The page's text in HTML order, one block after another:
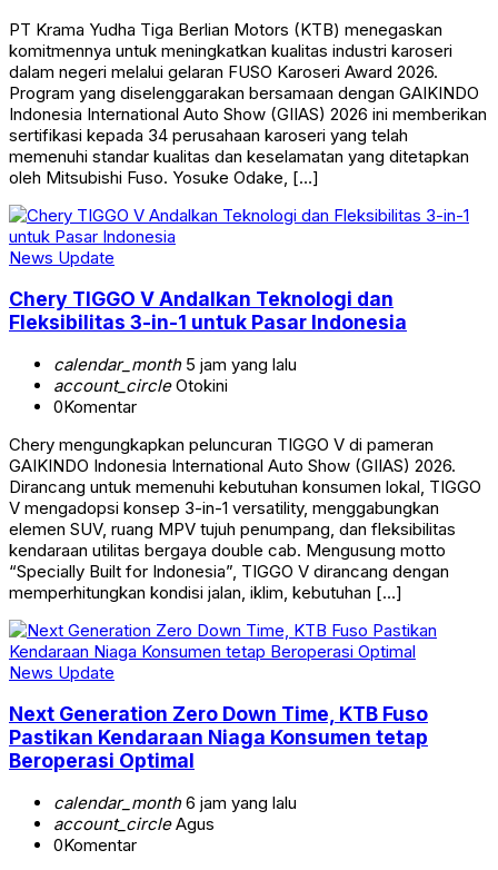
PT Krama Yudha Tiga Berlian Motors (KTB) menegaskan
komitmennya untuk meningkatkan kualitas industri karoseri
dalam negeri melalui gelaran FUSO Karoseri Award 2026.
Program yang diselenggarakan bersamaan dengan GAIKINDO
Indonesia International Auto Show (GIIAS) 2026 ini memberikan
sertifikasi kepada 34 perusahaan karoseri yang telah
memenuhi standar kualitas dan keselamatan yang ditetapkan
oleh Mitsubishi Fuso. Yosuke Odake, […]
News Update
Chery TIGGO V Andalkan Teknologi dan
Fleksibilitas 3-in-1 untuk Pasar Indonesia
calendar_month5 jam yang lalu
account_circleOtokini
0Komentar
Chery mengungkapkan peluncuran TIGGO V di pameran
GAIKINDO Indonesia International Auto Show (GIIAS) 2026.
Dirancang untuk memenuhi kebutuhan konsumen lokal, TIGGO
V mengadopsi konsep 3-in-1 versatility, menggabungkan
elemen SUV, ruang MPV tujuh penumpang, dan fleksibilitas
kendaraan utilitas bergaya double cab. Mengusung motto
“Specially Built for Indonesia”, TIGGO V dirancang dengan
memperhitungkan kondisi jalan, iklim, kebutuhan […]
News Update
Next Generation Zero Down Time, KTB Fuso
Pastikan Kendaraan Niaga Konsumen tetap
Beroperasi Optimal
calendar_month6 jam yang lalu
account_circleAgus
0Komentar